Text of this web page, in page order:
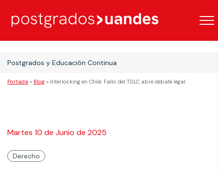
Postgrados y Educación Continua
Portada » Blog » Interlocking en Chile: Fallo del TDLC abre debate legal
Martes 10 de Junio de 2025
Derecho